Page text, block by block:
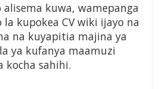
kuwa, wamepanga
kupokea CV wiki ijayo na
na kuyapitia majina ya
ya kufanya maamuzi
kocha sahihi.